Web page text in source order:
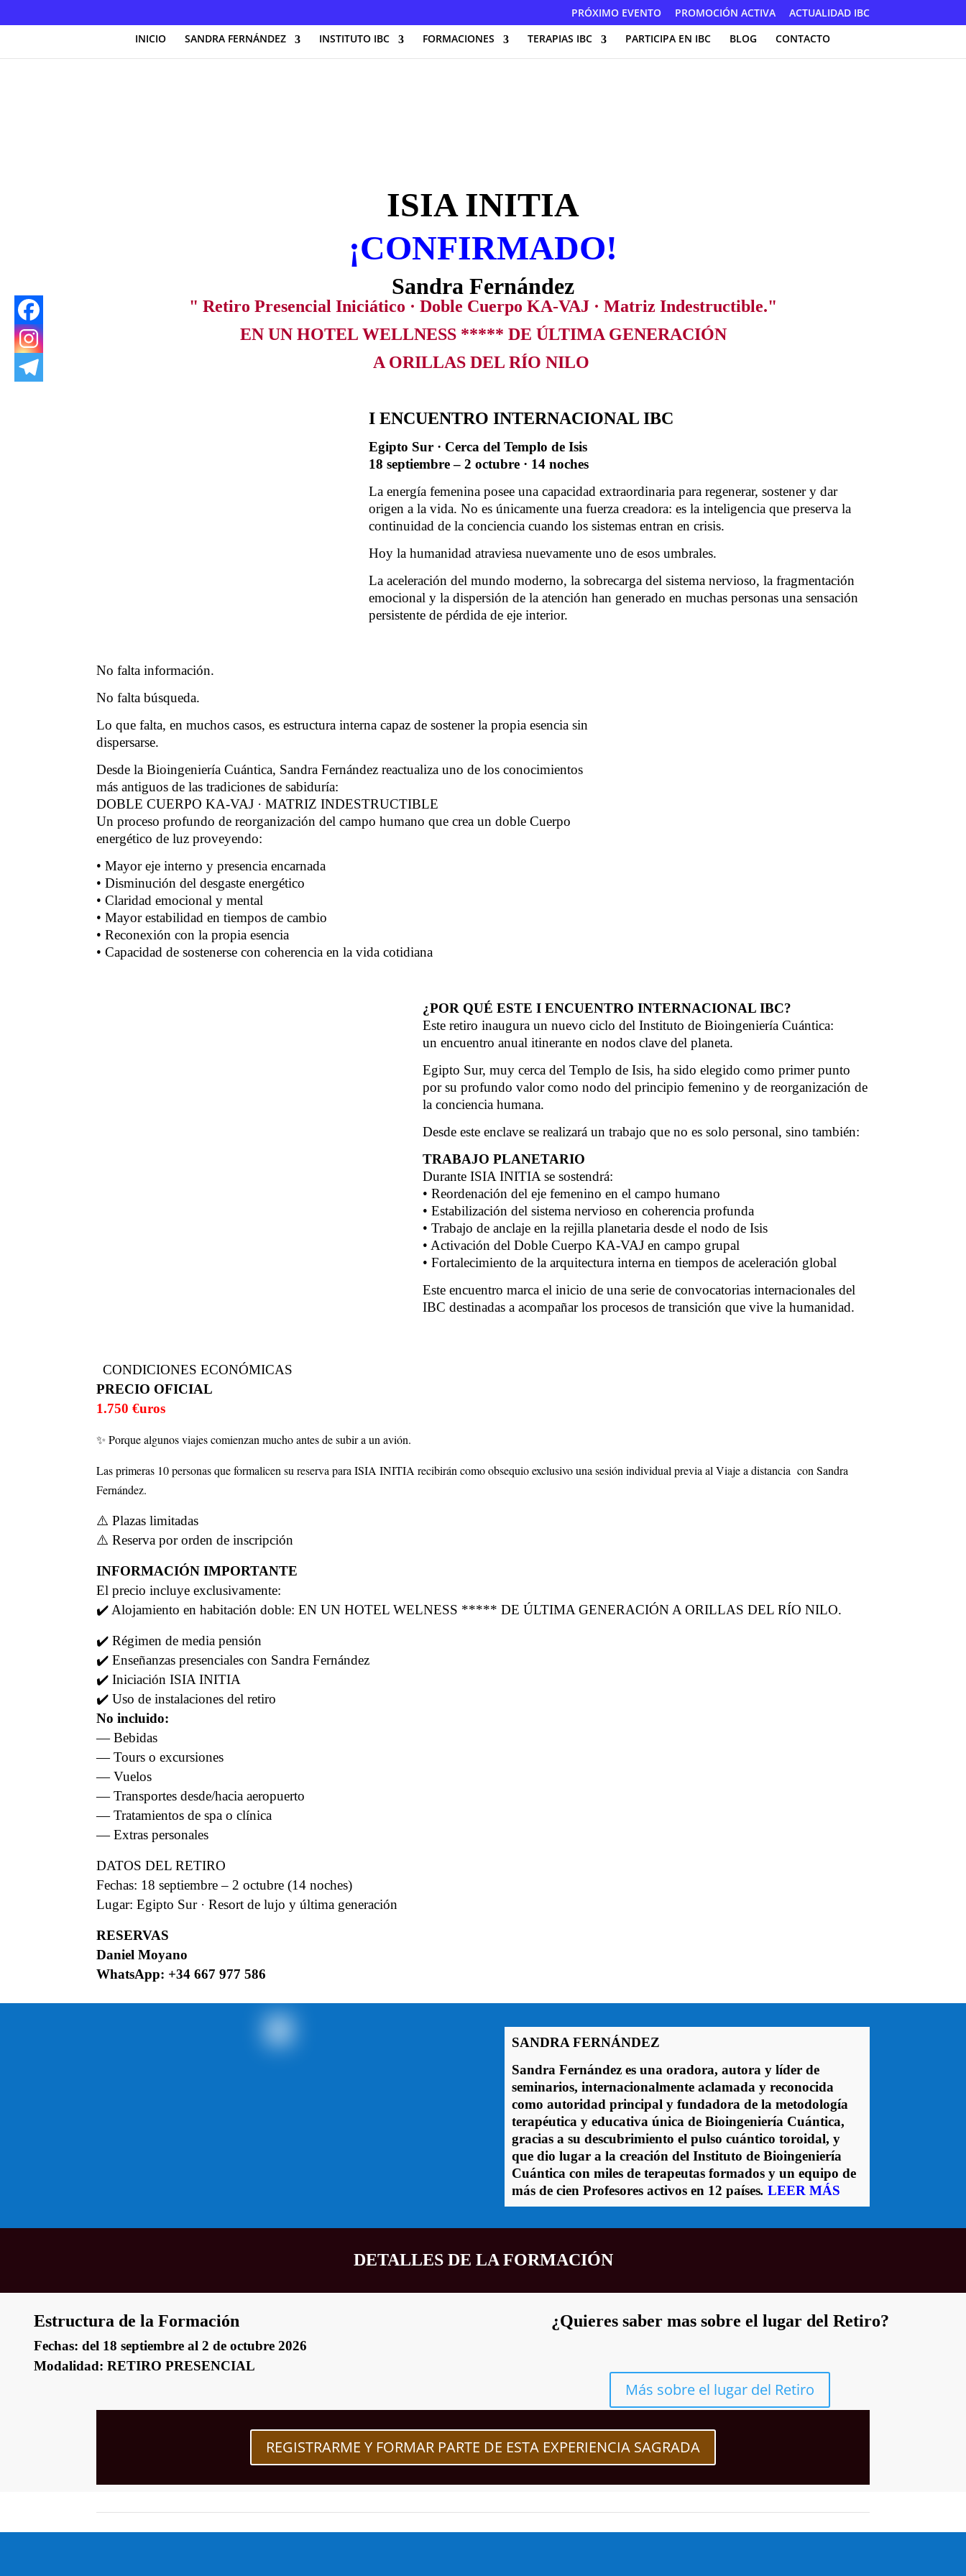
PRÓXIMO EVENTO PROMOCIÓN ACTIVA
ACTUALIDAD IBC
INICIO
SANDRA FERNÁNDEZ INSTITUTO IBC FORMACIONES TERAPIAS IBC PARTICIPA EN IBC BLOG CONTACTO
ISIA INITIA
¡CONFIRMADO!
Sandra Fernández
" Retiro Presencial Iniciático · Doble Cuerpo KA-VAJ · Matriz Indestructible."
EN UN HOTEL WELLNESS ***** DE ÚLTIMA GENERACIÓN
A ORILLAS DEL RÍO NILO
I ENCUENTRO INTERNACIONAL IBC
Egipto Sur · Cerca del Templo de Isis
18 septiembre – 2 octubre · 14 noches
La energía femenina posee una capacidad extraordinaria para regenerar, sostener y dar
origen a la vida. No es únicamente una fuerza creadora: es la inteligencia que preserva la
continuidad de la conciencia cuando los sistemas entran en crisis.
Hoy la humanidad atraviesa nuevamente uno de esos umbrales.
La aceleración del mundo moderno, la sobrecarga del sistema nervioso, la fragmentación
emocional y la dispersión de la atención han generado en muchas personas una sensación
persistente de pérdida de eje interior.
No falta información.
No falta búsqueda.
Lo que falta, en muchos casos, es estructura interna capaz de sostener la propia esencia sin
dispersarse.
Desde la Bioingeniería Cuántica, Sandra Fernández reactualiza uno de los conocimientos
más antiguos de las tradiciones de sabiduría:
DOBLE CUERPO KA-VAJ · MATRIZ INDESTRUCTIBLE
Un proceso profundo de reorganización del campo humano que crea un doble Cuerpo
energético de luz proveyendo:
• Mayor eje interno y presencia encarnada
• Disminución del desgaste energético
• Claridad emocional y mental
• Mayor estabilidad en tiempos de cambio
• Reconexión con la propia esencia
• Capacidad de sostenerse con coherencia en la vida cotidiana
¿POR QUÉ ESTE I ENCUENTRO INTERNACIONAL IBC?
Este retiro inaugura un nuevo ciclo del Instituto de Bioingeniería Cuántica:
un encuentro anual itinerante en nodos clave del planeta.
Egipto Sur, muy cerca del Templo de Isis, ha sido elegido como primer punto
por su profundo valor como nodo del principio femenino y de reorganización de
la conciencia humana.
Desde este enclave se realizará un trabajo que no es solo personal, sino también:
TRABAJO PLANETARIO
Durante ISIA INITIA se sostendrá:
• Reordenación del eje femenino en el campo humano
• Estabilización del sistema nervioso en coherencia profunda
• Trabajo de anclaje en la rejilla planetaria desde el nodo de Isis
• Activación del Doble Cuerpo KA-VAJ en campo grupal
• Fortalecimiento de la arquitectura interna en tiempos de aceleración global
Este encuentro marca el inicio de una serie de convocatorias internacionales del
IBC destinadas a acompañar los procesos de transición que vive la humanidad.
CONDICIONES ECONÓMICAS
PRECIO OFICIAL
1.750 €uros
✨ Porque algunos viajes comienzan mucho antes de subir a un avión.
Las primeras 10 personas que formalicen su reserva para ISIA INITIA recibirán como obsequio exclusivo una sesión individual previa al Viaje a distancia con Sandra
Fernández.
⚠️ Plazas limitadas
⚠️ Reserva por orden de inscripción
INFORMACIÓN IMPORTANTE
El precio incluye exclusivamente:
✔️ Alojamiento en habitación doble: EN UN HOTEL WELNESS ***** DE ÚLTIMA GENERACIÓN A ORILLAS DEL RÍO NILO.
✔️ Régimen de media pensión
✔️ Enseñanzas presenciales con Sandra Fernández
✔️ Iniciación ISIA INITIA
✔️ Uso de instalaciones del retiro
No incluido:
— Bebidas
— Tours o excursiones
— Vuelos
— Transportes desde/hacia aeropuerto
— Tratamientos de spa o clínica
— Extras personales
DATOS DEL RETIRO
Fechas: 18 septiembre – 2 octubre (14 noches)
Lugar: Egipto Sur · Resort de lujo y última generación
RESERVAS
Daniel Moyano
WhatsApp: +34 667 977 586
SANDRA FERNÁNDEZ
Sandra Fernández es una oradora, autora y líder de
seminarios, internacionalmente aclamada y reconocida
como autoridad principal y fundadora de la metodología
terapéutica y educativa única de Bioingeniería Cuántica,
gracias a su descubrimiento el pulso cuántico toroidal, y
que dio lugar a la creación del Instituto de Bioingeniería
Cuántica con miles de terapeutas formados y un equipo de
más de cien Profesores activos en 12 países. LEER MÁS
DETALLES DE LA FORMACIÓN
Estructura de la Formación
Fechas: del 18 septiembre al 2 de octubre 2026
Modalidad: RETIRO PRESENCIAL
¿Quieres saber mas sobre el lugar del Retiro?
Más sobre el lugar del Retiro
REGISTRARME Y FORMAR PARTE DE ESTA EXPERIENCIA SAGRADA